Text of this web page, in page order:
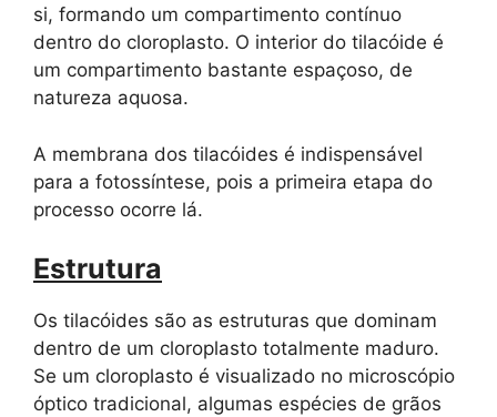
si, formando um compartimento contínuo
dentro do cloroplasto. O interior do tilacóide é
um compartimento bastante espaçoso, de
natureza aquosa.
A membrana dos tilacóides é indispensável
para a fotossíntese, pois a primeira etapa do
processo ocorre lá.
Estrutura
Os tilacóides são as estruturas que dominam
dentro de um cloroplasto totalmente maduro.
Se um cloroplasto é visualizado no microscópio
óptico tradicional, algumas espécies de grãos